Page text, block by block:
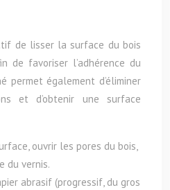
de lisser la surface du bois
de favoriser l’adhérence du
permet également d’éliminer
et d’obtenir une surface
ouvrir les pores du bois,
du vernis.
abrasif (progressif, du gros